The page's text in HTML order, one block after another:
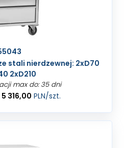
stali nierdzewnej: 2xD70
2xD210
max do: 35 dni
5 316,00 PLN/szt.